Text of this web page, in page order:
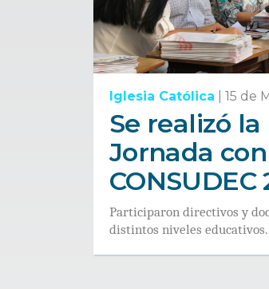
Iglesia Católica 15 de
Se realizó la
Jornada
CONSUDEC
Participaron directivos y
distintos niveles educativos.